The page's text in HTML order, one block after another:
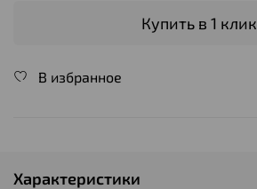
Купить в 1 клик
В избранное
Характеристики